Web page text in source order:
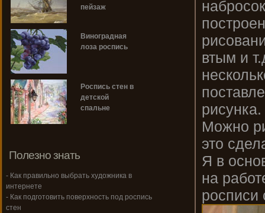
втым и
рисунка.
Можно
это
Я в
на
росписи
пейзаж
Виноградная
лоза роспись
Роспись стен в
детской
спальне
Полезно знать
- Как правильно выбрать художника в
интернете
- Как подготовить поверхность под роспись
стен